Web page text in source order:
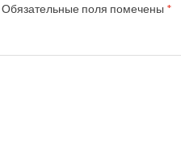
Обязательные поля помечены *